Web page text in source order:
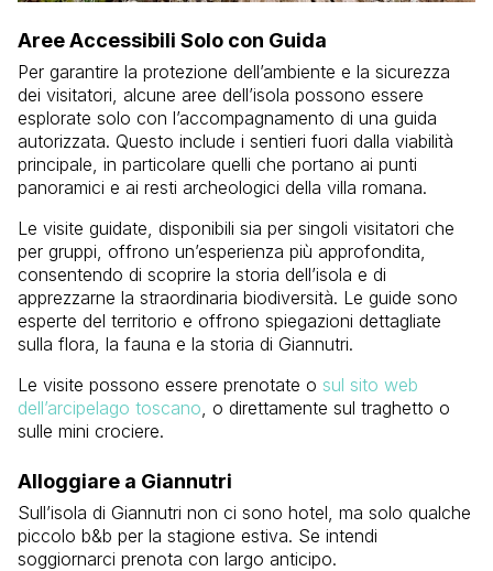
Aree Accessibili Solo con Guida
Per garantire la protezione dell’ambiente e la sicurezza
dei visitatori, alcune aree dell’isola possono essere
esplorate solo con l’accompagnamento di una guida
autorizzata. Questo include i sentieri fuori dalla viabilità
principale, in particolare quelli che portano ai punti
panoramici e ai resti archeologici della villa romana.
Le visite guidate, disponibili sia per singoli visitatori che
per gruppi, offrono un’esperienza più approfondita,
consentendo di scoprire la storia dell’isola e di
apprezzarne la straordinaria biodiversità. Le guide sono
esperte del territorio e offrono spiegazioni dettagliate
sulla flora, la fauna e la storia di Giannutri.
Le visite possono essere prenotate o sul sito web
dell’arcipelago toscano , o direttamente sul traghetto o
sulle mini crociere.
Alloggiare a Giannutri
Sull’isola di Giannutri non ci sono hotel, ma solo qualche
piccolo b&b per la stagione estiva. Se intendi
soggiornarci prenota con largo anticipo.